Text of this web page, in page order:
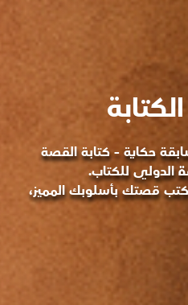
حكاية – كتابة القصة
الدولي للكتاب.
قصتك بأسلوبك المميز،